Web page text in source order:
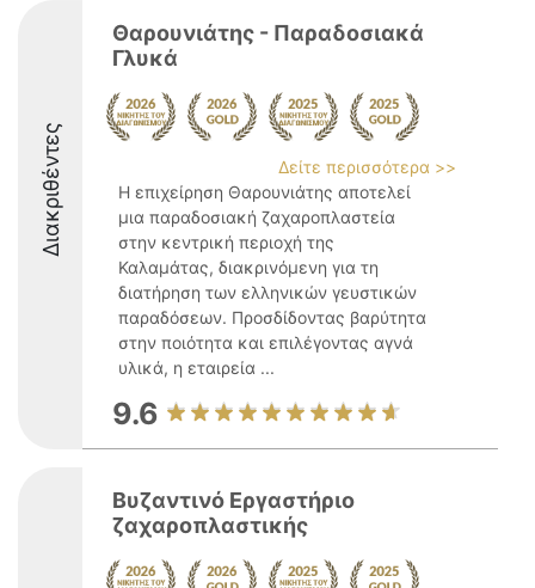
Διακριθέντες
Θαρουνιάτης - Παραδοσιακά
Γλυκά
Δείτε περισσότερα >>
Η επιχείρηση Θαρουνιάτης αποτελεί
μια παραδοσιακή ζαχαροπλαστεία
στην κεντρική περιοχή της
Καλαμάτας, διακρινόμενη για τη
διατήρηση των ελληνικών γευστικών
παραδόσεων. Προσδίδοντας βαρύτητα
στην ποιότητα και επιλέγοντας αγνά
υλικά, η εταιρεία ...
9.6
Βυζαντινό Εργαστήριο
ζαχαροπλαστικής